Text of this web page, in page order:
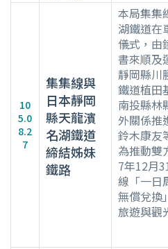
10
5.0
8.2
7
集集線與
日本靜岡
縣天龍濱
名湖鐵道
締結姊妹
鐵路
本局集集
湖鐵道在
儀式，由
書來順及
靜岡縣川
鐵道植田
南投縣林
外關係推
鈴木康友
為推動雙
7年12月
線「一日
無償兌換
旅遊與觀